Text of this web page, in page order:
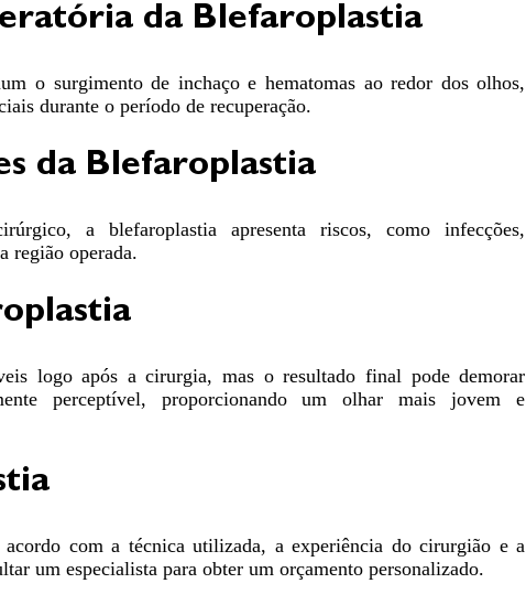
da Blefaroplastia
o surgimento de inchaço e hematomas ao redor dos olhos,
durante o período de recuperação.
da Blefaroplastia
a blefaroplastia apresenta riscos, como infecções,
região operada.
logo após a cirurgia, mas o resultado final pode demorar
perceptível, proporcionando um olhar mais jovem e
com a técnica utilizada, a experiência do cirurgião e a
um especialista para obter um orçamento personalizado.